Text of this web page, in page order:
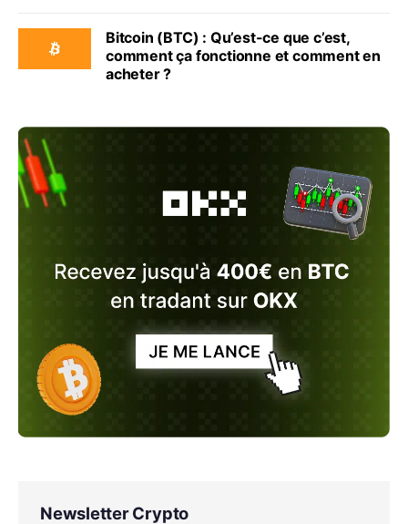
Bitcoin (BTC) : Qu’est-ce que c’est,
comment ça fonctionne et comment en
acheter ?
Newsletter Crypto